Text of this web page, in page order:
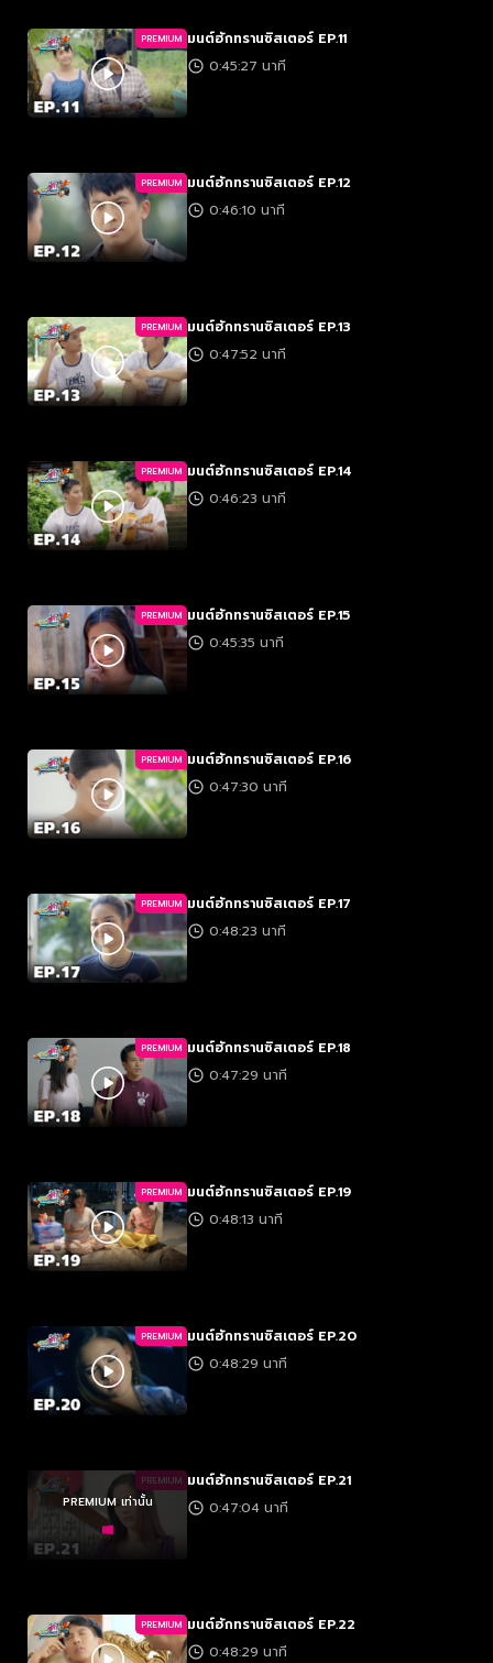
PREMIUM มนต์ฮักทรานซิสเตอร์ EP.11
0:45:27 นาที
PREMIUM มนต์ฮักทรานซิสเตอร์ EP.12
0:46:10 นาที
PREMIUM มนต์ฮักทรานซิสเตอร์ EP.13
0:47:52 นาที
PREMIUM มนต์ฮักทรานซิสเตอร์ EP.14
0:46:23 นาที
PREMIUM มนต์ฮักทรานซิสเตอร์ EP.15
0:45:35 นาที
PREMIUM มนต์ฮักทรานซิสเตอร์ EP.16
0:47:30 นาที
PREMIUM มนต์ฮักทรานซิสเตอร์ EP.17
0:48:23 นาที
PREMIUM มนต์ฮักทรานซิสเตอร์ EP.18
0:47:29 นาที
PREMIUM มนต์ฮักทรานซิสเตอร์ EP.19
0:48:13 นาที
PREMIUM มนต์ฮักทรานซิสเตอร์ EP.20
0:48:29 นาที
PREMIUM
PREMIUM เท่านั้น
มนต์ฮักทรานซิสเตอร์ EP.21
0:47:04 นาที
PREMIUM มนต์ฮักทรานซิสเตอร์ EP.22
0:48:29 นาที